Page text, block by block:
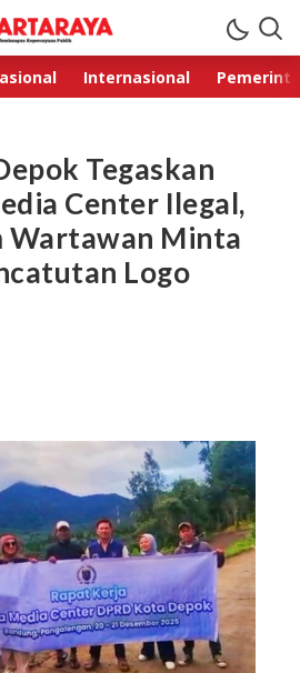
Internasional
Tegaskan
Center Ilegal,
Wartawan Minta
Logo